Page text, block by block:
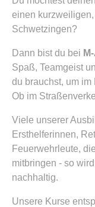
einen
Schwetzingen?
Dann bist du bei
Spaß, Teamgeist
du brauchst, um
Ob im
Viele unserer
Ersthelferinnen,
Feuerwehrleute,
mitbringen - so
nachhaltig.
Unsere Kurse